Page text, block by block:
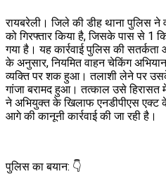
रायबरेली। जिले की डीह थाना पुलिस
को गिरफ्तार किया है, जिसके पास से 1
गया है। यह कार्रवाई पुलिस की
के अनुसार, नियमित वाहन चेकिंग
व्यक्ति पर शक हुआ। तलाशी लेने पर उसके
गांजा बरामद हुआ। तत्काल उसे
ने अभियुक्त के खिलाफ एनडीपीएस एक्ट
आगे की कानूनी कार्रवाई की जा रही है।
पुलिस का बयान: 👇